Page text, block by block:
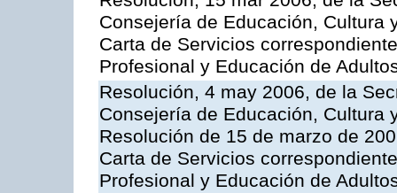
Consejería de Educación, Cultura
Carta de Servicios
Profesional y Educación de
Resolución, 4 may 2006, de la
Consejería de Educación, Cultura
Resolución de 15 de marzo de
Carta de Servicios
Profesional y Educación de